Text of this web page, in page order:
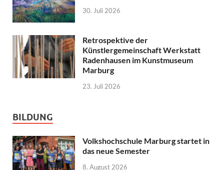
30. Juli 2026
Retrospektive der
Künstlergemeinschaft Werkstatt
Radenhausen im Kunstmuseum
Marburg
23. Juli 2026
BILDUNG
Volkshochschule Marburg startet in
das neue Semester
8. August 2026